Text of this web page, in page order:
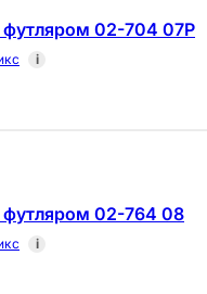
футляром 02-704 07P
i
футляром 02-764 08
i